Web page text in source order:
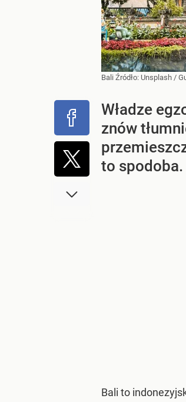
Bali Źródło: Unsplash /
Władze
znów
to spodoba.
Bali to